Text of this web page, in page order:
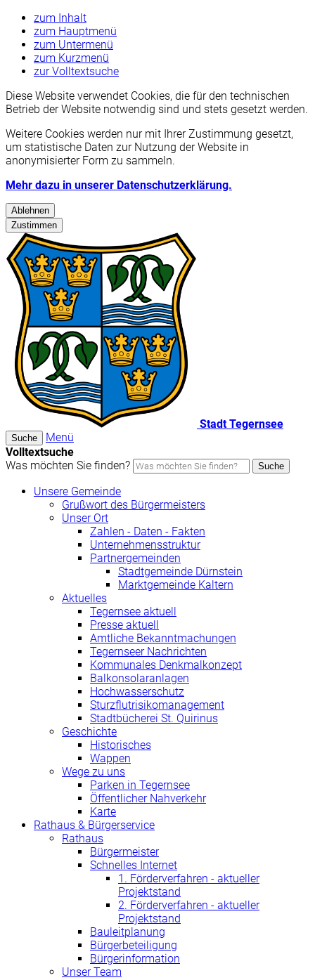
zum Inhalt
zum Hauptmenü
zum Untermenü
zum Kurzmenü
zur Volltextsuche
Diese Website verwendet Cookies, die für den technischen
Betrieb der Website notwendig sind und stets gesetzt werden.
Weitere Cookies werden nur mit Ihrer Zustimmung gesetzt,
um statistische Daten zur Nutzung der Website in
anonymisierter Form zu sammeln.
Mehr dazu in unserer Datenschutzerklärung.
Ablehnen
Zustimmen
Stadt Tegernsee
Suche
Menü
Volltextsuche
Was möchten Sie finden?
Suche
Unsere Gemeinde
Grußwort des Bürgermeisters
Unser Ort
Zahlen - Daten - Fakten
Unternehmensstruktur
Partnergemeinden
Stadtgemeinde Dürnstein
Marktgemeinde Kaltern
Aktuelles
Tegernsee aktuell
Presse aktuell
Amtliche Bekanntmachungen
Tegernseer Nachrichten
Kommunales Denkmalkonzept
Balkonsolaranlagen
Hochwasserschutz
Sturzflutrisikomanagement
Stadtbücherei St. Quirinus
Geschichte
Historisches
Wappen
Wege zu uns
Parken in Tegernsee
Öffentlicher Nahverkehr
Karte
Rathaus & Bürgerservice
Rathaus
Bürgermeister
Schnelles Internet
1. Förderverfahren - aktueller
Projektstand
2. Förderverfahren - aktueller
Projektstand
Bauleitplanung
Bürgerbeteiligung
Bürgerinformation
Unser Team